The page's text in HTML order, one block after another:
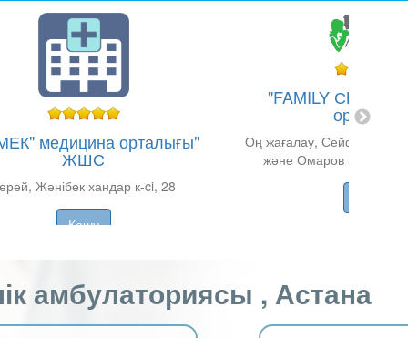
медицина орталығы"
ЖШС
Жәнібек хандар к-ci, 28
Көшу
"FAMILY СLINIC"
орталығы
Оң жағалау, Сейфуллин к-
және Омаров
амбулаториясы , Астана